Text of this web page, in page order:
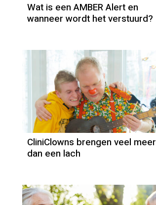
Wat is een AMBER Alert en
wanneer wordt het verstuurd?
CliniClowns brengen veel meer
dan een lach